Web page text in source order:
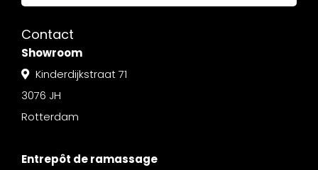
Contact
Showroom
Kinderdijkstraat 71
3076 JH
Rotterdam
Entrepôt de ramassage